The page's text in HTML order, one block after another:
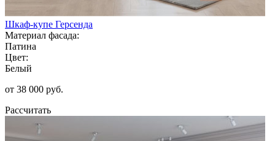
Шкаф-купе Герсенда
Материал фасада:
Патина
Цвет:
Белый
от 38 000 руб.
Рассчитать